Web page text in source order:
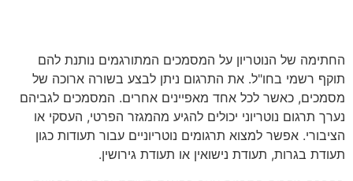
החתימה של הנוטריון על המסמכים המתורגמים נותנת להם
תוקף רשמי בחו"ל. את התרגום ניתן לבצע בשורה ארוכה של
מסמכים, כאשר לכל אחד מאפיינים אחרים. המסמכים לגביהם
נערך תרגום נוטריוני יכולים להגיע מהמגזר הפרטי, העסקי או
הציבורי. אפשר למצוא תרגומים נוטריוניים עבור תעודות כגון
תעודת בגרות, תעודת נישואין או תעודת גירושין.